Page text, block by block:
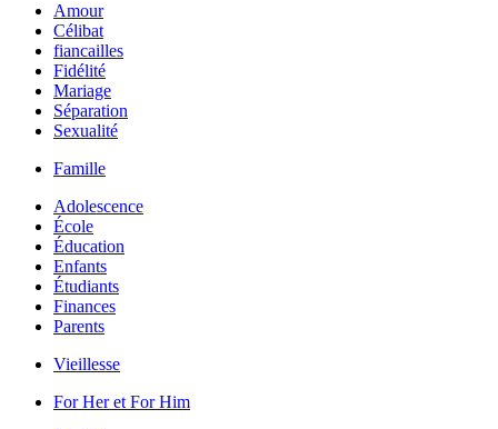
Amour
Célibat
fiancailles
Fidélité
Mariage
Séparation
Sexualité
Famille
Adolescence
École
Éducation
Enfants
Étudiants
Finances
Parents
Vieillesse
For Her et For Him